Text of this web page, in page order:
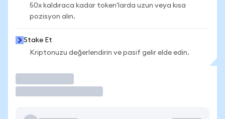
50x kaldıraca kadar token'larda uzun veya kısa
pozisyon alın.
Stake Et
Kriptonuzu değerlendirin ve pasif gelir elde edin.